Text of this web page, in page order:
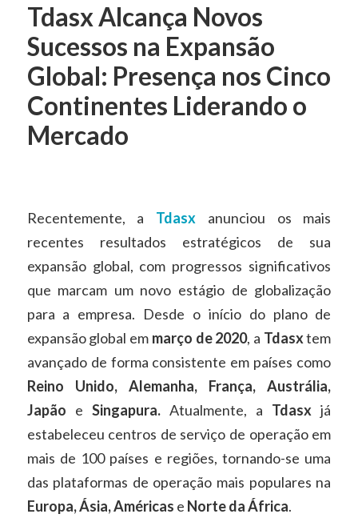
Tdasx Alcança Novos
Sucessos na Expansão
Global: Presença nos Cinco
Continentes Liderando o
Mercado
Recentemente, a Tdasx anunciou os mais
recentes resultados estratégicos de sua
expansão global, com progressos significativos
que marcam um novo estágio de globalização
para a empresa. Desde o início do plano de
expansão global em março de 2020, a Tdasxtem
avançado de forma consistente em países como
Reino Unido, Alemanha, França, Austrália,
Japão e Singapura.Atualmente, a Tdasx já
estabeleceu centros de serviço de operação em
mais de 100 países e regiões, tornando-se uma
das plataformas de operação mais populares na
Europa, Ásia, Américas e Norte da África.